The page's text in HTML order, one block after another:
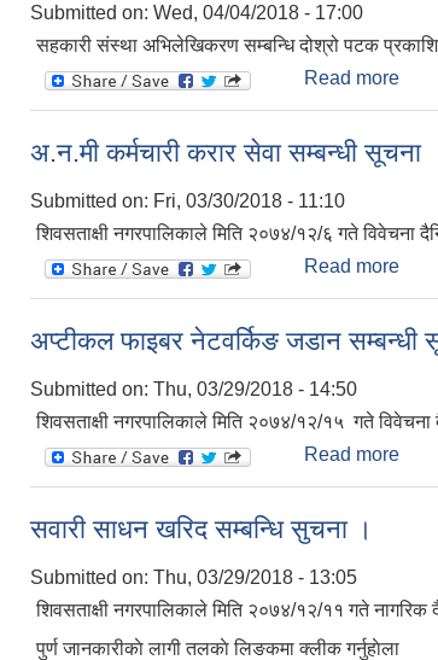
Submitted on: Wed, 04/04/2018 - 17:00
सहकारी संस्था अभिलेखिकरण सम्बन्धि दोश्रो पटक
Read more
अ.न.मी कर्मचारी करार सेवा सम्बन्धी सूचना
Submitted on: Fri, 03/30/2018 - 11:10
शिवसताक्षी नगरपालिकाले मिति २०७४/१२/६ गते विवेचना
Read more
अप्टीकल फाइबर नेटवर्किङ जडान सम्बन्धी
Submitted on: Thu, 03/29/2018 - 14:50
शिवसताक्षी नगरपालिकाले मिति २०७४/१२/१५ गते
Read more
सवारी साधन खरिद सम्बन्धि सुचना ।
Submitted on: Thu, 03/29/2018 - 13:05
शिवसताक्षी नगरपालिकाले मिति २०७४/१२/११ गते
पुर्ण जानकारीकाे लागी तलकाे लिङकमा क्लीक गर्नुहाेला